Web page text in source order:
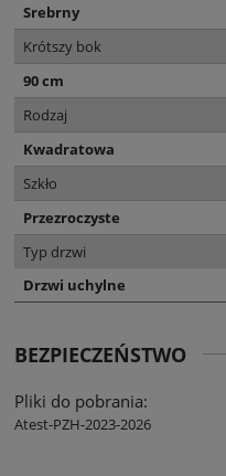
Srebrny
Krótszy bok
90 cm
Rodzaj
Kwadratowa
Szkło
Przezroczyste
Typ drzwi
Drzwi uchylne
BEZPIECZEŃSTWO
Pliki do pobrania:
Atest-PZH-2023-2026